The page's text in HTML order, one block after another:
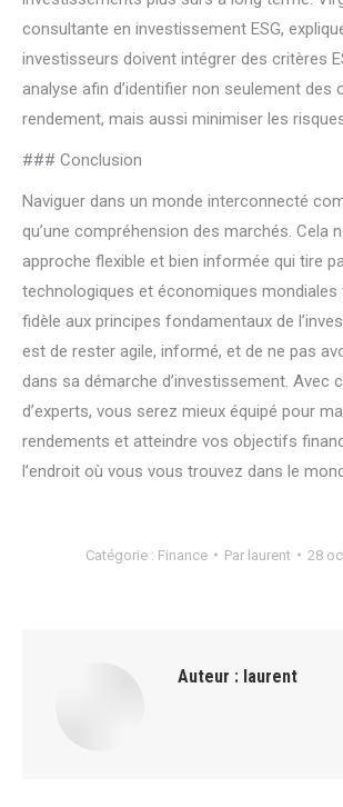
consultante en investissement ESG,
investisseurs doivent intégrer des critères
analyse afin d’identifier non seulement des
rendement, mais aussi minimiser les
### Conclusion
Naviguer dans un monde interconnecté
qu’une compréhension des marchés. Cela
approche flexible et bien informée qui tire
technologiques et économiques
fidèle aux principes fondamentaux de
est de rester agile, informé, et de ne pas
dans sa démarche d’investissement. Avec
d’experts, vous serez mieux équipé pour
rendements et atteindre vos objectifs
l’endroit où vous vous trouvez dans le
Catégorie : Finance Par laurent 28
Auteur : laurent